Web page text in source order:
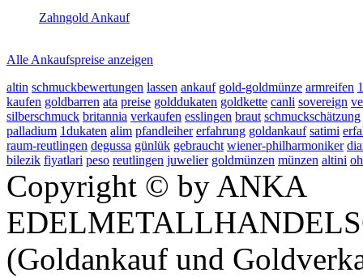
Zahngold Ankauf
Alle Ankaufspreise anzeigen
altin schmuckbewertungen lassen ankauf gold-goldmünze armreifen
kaufen goldbarren ata preise golddukaten goldkette canli sovereign
silberschmuck britannia verkaufen esslingen braut schmuckschätzung
palladium 1dukaten alim pfandleiher erfahrung goldankauf satimi
raum-reutlingen degussa günlük gebraucht wiener-philharmoniker
bilezik fiyatlari peso reutlingen juwelier goldmünzen münzen altini
Copyright © by ANKA
(Goldankauf und